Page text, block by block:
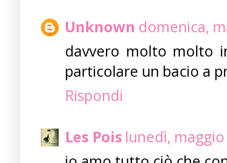
Unknown domenica,
davvero molto molto
particolare un bacio a
Rispondi
Les Pois lunedì, maggio